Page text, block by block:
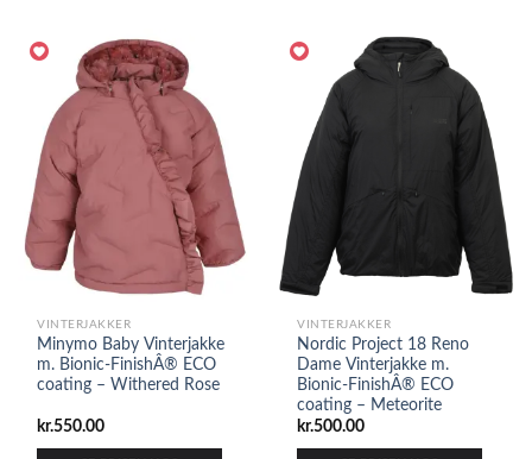
VINTERJAKKER
Minymo Baby Vinterjakke
m. Bionic-FinishÂ® ECO
coating – Withered Rose
kr.550.00
VINTERJAKKER
Nordic Project 18 Reno
Dame Vinterjakke m.
Bionic-FinishÂ® ECO
coating – Meteorite
kr.500.00